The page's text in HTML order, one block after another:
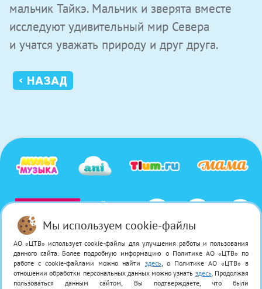
мальчик Тайкэ. Мальчик и зверята вместе
исследуют удивительный мир Севера
и учатся уважать природу и друг друга.
‹ НАЗАД
© 2026 Акционерное общество «Цифровое Телевидение» / АО «ЦТВ». Свидетельство о регистрации
СМИ Эл № ФС 77−58 878 от 28 июля 2014 года.
Все права на любые материалы, опубликованные на сайте, защищены в соответствии с российским
и международным законодательством об интеллектуальной собственности. Любое использование
текстовых, фото, аудио и видеоматериалов возможно только с согласия правообладателя (АО «ЦТВ»).
Мы используем cookie-файлы
АО «ЦТВ» использует cookie-файлы для улучшения работы и пользования
данного сайта. Более подробную информацию о Политике АО «ЦТВ» по
работе с cookie-файлами можно найти здесь, о Политике АО «ЦТВ» в
отношении обработки персональных данных можно узнать здесь. Продолжая
пользоваться данным сайтом, Вы подтверждаете, что были